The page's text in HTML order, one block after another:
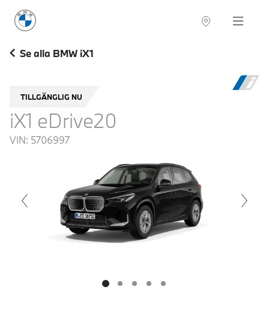
BMW Sverige Navigation
Se alla BMW iX1
TILLGÄNGLIG NU
iX1 eDrive20
VIN: 5706997